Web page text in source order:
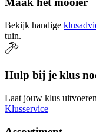
Bekijk handige
tuin.
Hulp bij je klus
Laat jouw klus
Klusservice